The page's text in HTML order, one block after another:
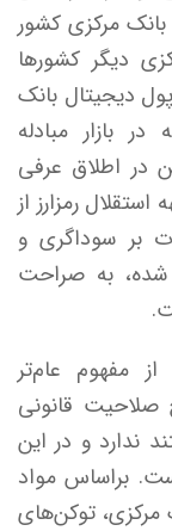
مرکزی کشور
دیگر کشور‌ها
دیجیتال بانک
بازار مبادله
در اطلاق عرفی
رمزارز از
مالیات بر سوداگری و
در روز ۱۴/۰۴/۱۴۰۴ ابلاغ شده، به صراحت
مفهوم عام‌تر
صلاحیت قانونی
ندارد و در این
براساس مواد
مرکزی، توکن‌های